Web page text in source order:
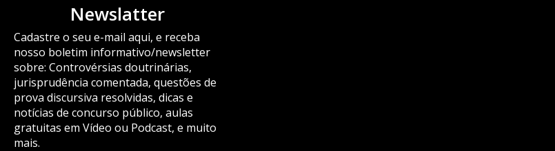
Newslatter
Cadastre o seu e-mail aqui, e receba
nosso boletim informativo/newsletter
sobre: Controvérsias doutrinárias,
jurisprudência comentada, questões de
prova discursiva resolvidas, dicas e
notícias de concurso público, aulas
gratuitas em Vídeo ou Podcast, e muito
mais.